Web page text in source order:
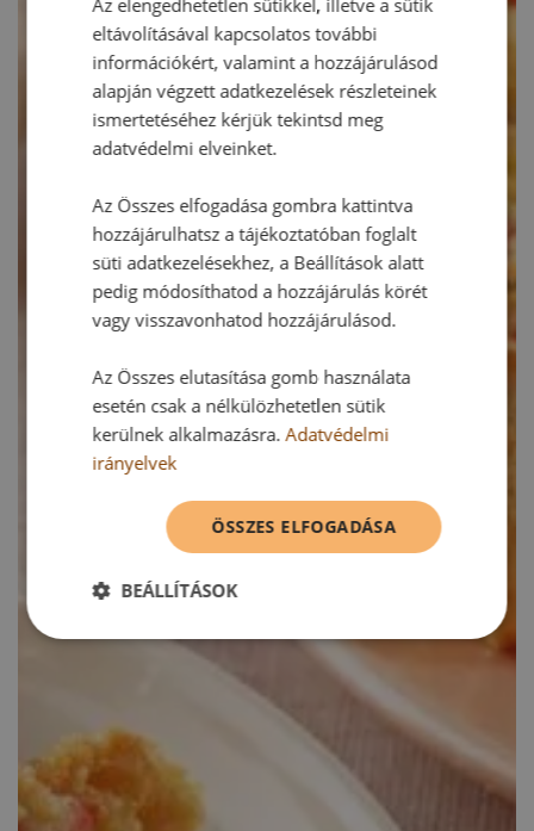
eltávolításával kapcsolatos további
információkért, valamint a hozzájárulásod
alapján végzett adatkezelések részleteinek
ismertetéséhez kérjük tekintsd meg
adatvédelmi elveinket.
Az Összes elfogadása gombra kattintva
hozzájárulhatsz a tájékoztatóban foglalt
süti adatkezelésekhez, a Beállítások alatt
pedig módosíthatod a hozzájárulás körét
vagy visszavonhatod hozzájárulásod.
Az Összes elutasítása gomb használata
esetén csak a nélkülözhetetlen sütik
kerülnek alkalmazásra.Adatvédelmi
irányelvek
ÖSSZES ELFOGADÁSA
BEÁLLÍTÁSOK